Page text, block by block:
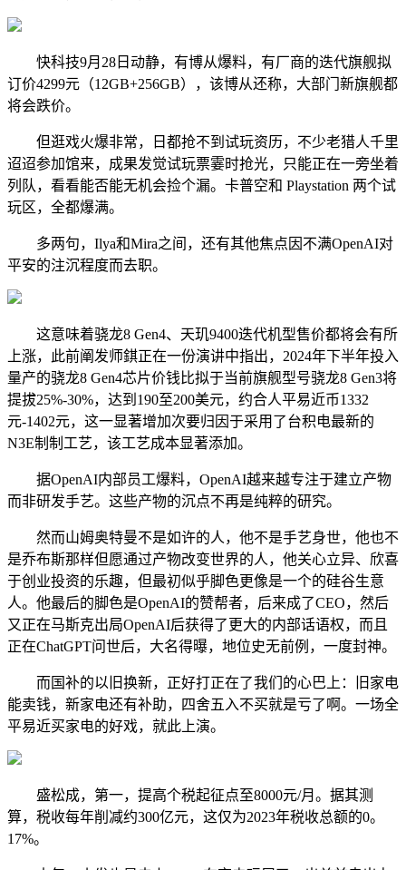
快科技9月28日动静，有博从爆料，有厂商的迭代旗舰拟
订价4299元（12GB+256GB），该博从还称，大部门新旗舰都
将会跌价。
但逛戏火爆非常，日都抢不到试玩资历，不少老猎人千里
迢迢参加馆来，成果发觉试玩票霎时抢光，只能正在一旁坐着
列队，看看能否能无机会捡个漏。卡普空和 Playstation 两个试
玩区，全都爆满。
多两句，Ilya和Mira之间，还有其他焦点因不满OpenAI对
平安的注沉程度而去职。
这意味着骁龙8 Gen4、天玑9400迭代机型售价都将会有所
上涨，此前阐发师錤正在一份演讲中指出，2024年下半年投入
量产的骁龙8 Gen4芯片价钱比拟于当前旗舰型号骁龙8 Gen3将
提拔25%-30%，达到190至200美元，约合人平易近币1332
元-1402元，这一显著增加次要归因于采用了台积电最新的
N3E制制工艺，该工艺成本显著添加。
据OpenAI内部员工爆料，OpenAI越来越专注于建立产物
而非研发手艺。这些产物的沉点不再是纯粹的研究。
然而山姆奥特曼不是如许的人，他不是手艺身世，他也不
是乔布斯那样但愿通过产物改变世界的人，他关心立异、欣喜
于创业投资的乐趣，但最初似乎脚色更像是一个的硅谷生意
人。他最后的脚色是OpenAI的赞帮者，后来成了CEO，然后
又正在马斯克出局OpenAI后获得了更大的内部话语权，而且
正在ChatGPT问世后，大名得曝，地位史无前例，一度封神。
而国补的以旧换新，正好打正在了我们的心巴上：旧家电
能卖钱，新家电还有补助，四舍五入不买就是亏了啊。一场全
平易近买家电的好戏，就此上演。
盛松成，第一，提高个税起征点至8000元/月。据其测
算，税收每年削减约300亿元，这仅为2023年税收总额的0。
17%。